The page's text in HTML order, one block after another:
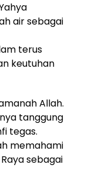
air sebagai
terus
keutuhan
Allah.
tanggung
tegas.
memahami
sebagai